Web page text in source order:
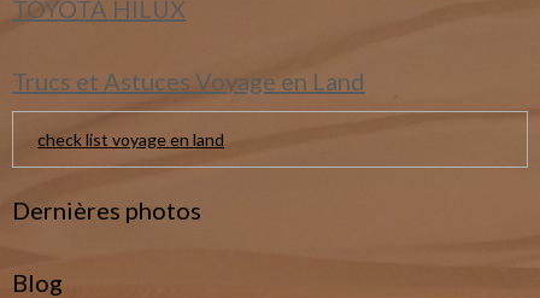
TOYOTA HILUX
Trucs et Astuces Voyage en Land
check list voyage en land
Dernières photos
Blog